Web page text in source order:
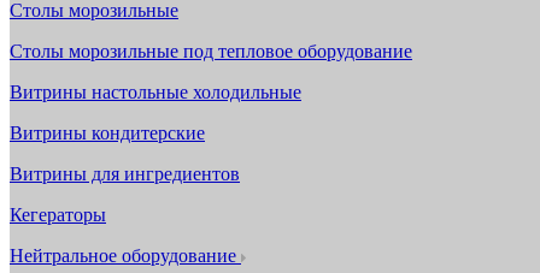
Столы морозильные
Столы морозильные под тепловое оборудование
Витрины настольные холодильные
Витрины кондитерские
Витрины для ингредиентов
Кегераторы
Нейтральное оборудование